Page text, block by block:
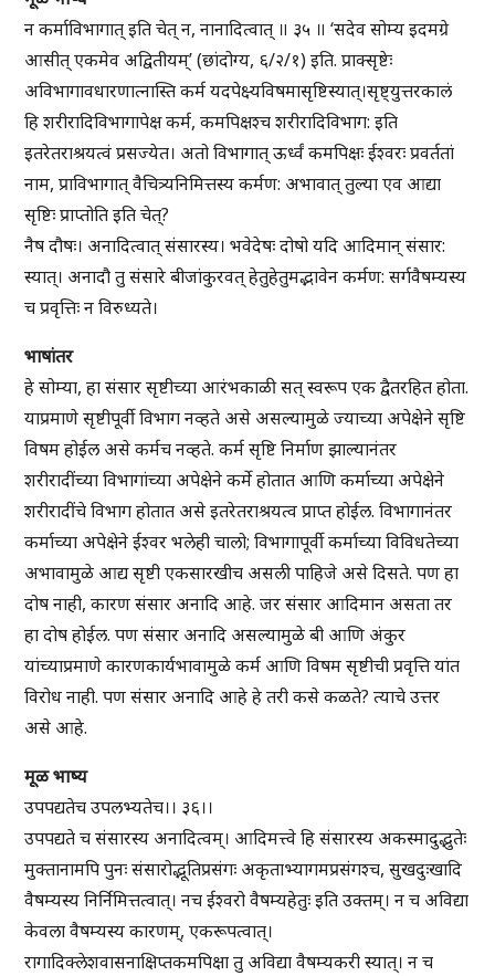
न कर्माविभागात् इति चेत् न, नानादित्वात् ॥ ३५ ॥ ‘सदेव सोम्य इदमग्रे
आसीत् एकमेव अद्वितीयम्’ (छांदोग्य, ६/२/१) इति. प्राक्सृष्टेः
अविभागावधारणात्नास्ति कर्म यदपेक्ष्यविषमासृष्टिस्यात्।सृष्ट्युत्तरकालं
हि शरीरादिविभागापेक्ष कर्म, कमपिक्षश्च शरीरादिविभाग: इति
इतरेतराश्रयत्वं प्रसज्येत। अतो विभागात् ऊर्ध्वं कमपिक्षः ईश्वरः प्रवर्ततां
नाम, प्राविभागात् वैचित्र्यनिमित्तस्य कर्मण: अभावात् तुल्या एव आद्या
सृष्टिः प्राप्तोति इति चेत्?
नैष दौषः। अनादित्वात् संसारस्य। भवेदेषः दोषो यदि आदिमान् संसार:
स्यात्। अनादौ तु संसारे बीजांकुरवत् हेतुहेतुमद्भावेन कर्मण: सर्गवैषम्यस्य
च प्रवृत्तिः न विरुध्यते।
भाषांतर
हे सोम्या, हा संसार सृष्टीच्या आरंभकाळी सत् स्वरूप एक द्वैतरहित होता.
याप्रमाणे सृष्टीपूर्वी विभाग नव्हते असे असल्यामुळे ज्याच्या अपेक्षेने सृष्टि
विषम होईल असे कर्मच नव्हते. कर्म सृष्टि निर्माण झाल्यानंतर
शरीरादींच्या विभागांच्या अपेक्षेने कर्मे होतात आणि कर्माच्या अपेक्षेने
शरीरादींचे विभाग होतात असे इतरेतराश्रयत्व प्राप्त होईल. विभागानंतर
कर्माच्या अपेक्षेने ईश्वर भलेही चालो; विभागापूर्वी कर्माच्या विविधतेच्या
अभावामुळे आद्य सृष्टी एकसारखीच असली पाहिजे असे दिसते. पण हा
दोष नाही, कारण संसार अनादि आहे. जर संसार आदिमान असता तर
हा दोष होईल. पण संसार अनादि असल्यामुळे बी आणि अंकुर
यांच्याप्रमाणे कारणकार्यभावामुळे कर्म आणि विषम सृष्टीची प्रवृत्ति यांत
विरोध नाही. पण संसार अनादि आहे हे तरी कसे कळते? त्याचे उत्तर
असे आहे.
मूळ भाष्य
उपपद्यतेच उपलभ्यतेच।। ३६।।
उपपद्यते च संसारस्य अनादित्वम्। आदिमत्त्वे हि संसारस्य अकस्मादुद्भुतेः
मुक्तानामपि पुनः संसारोद्भूतिप्रसंगः अकृताभ्यागमप्रसंगश्च, सुखदुःखादि
वैषम्यस्य निर्निमित्तत्वात्। नच ईश्वरो वैषम्यहेतुः इति उक्तम्। न च अविद्या
केवला वैषम्यस्य कारणम्, एकरूपत्वात्।
रागादिक्लेशवासनाक्षिप्तकमपिक्षा तु अविद्या वैषम्यकरी स्यात्। न च